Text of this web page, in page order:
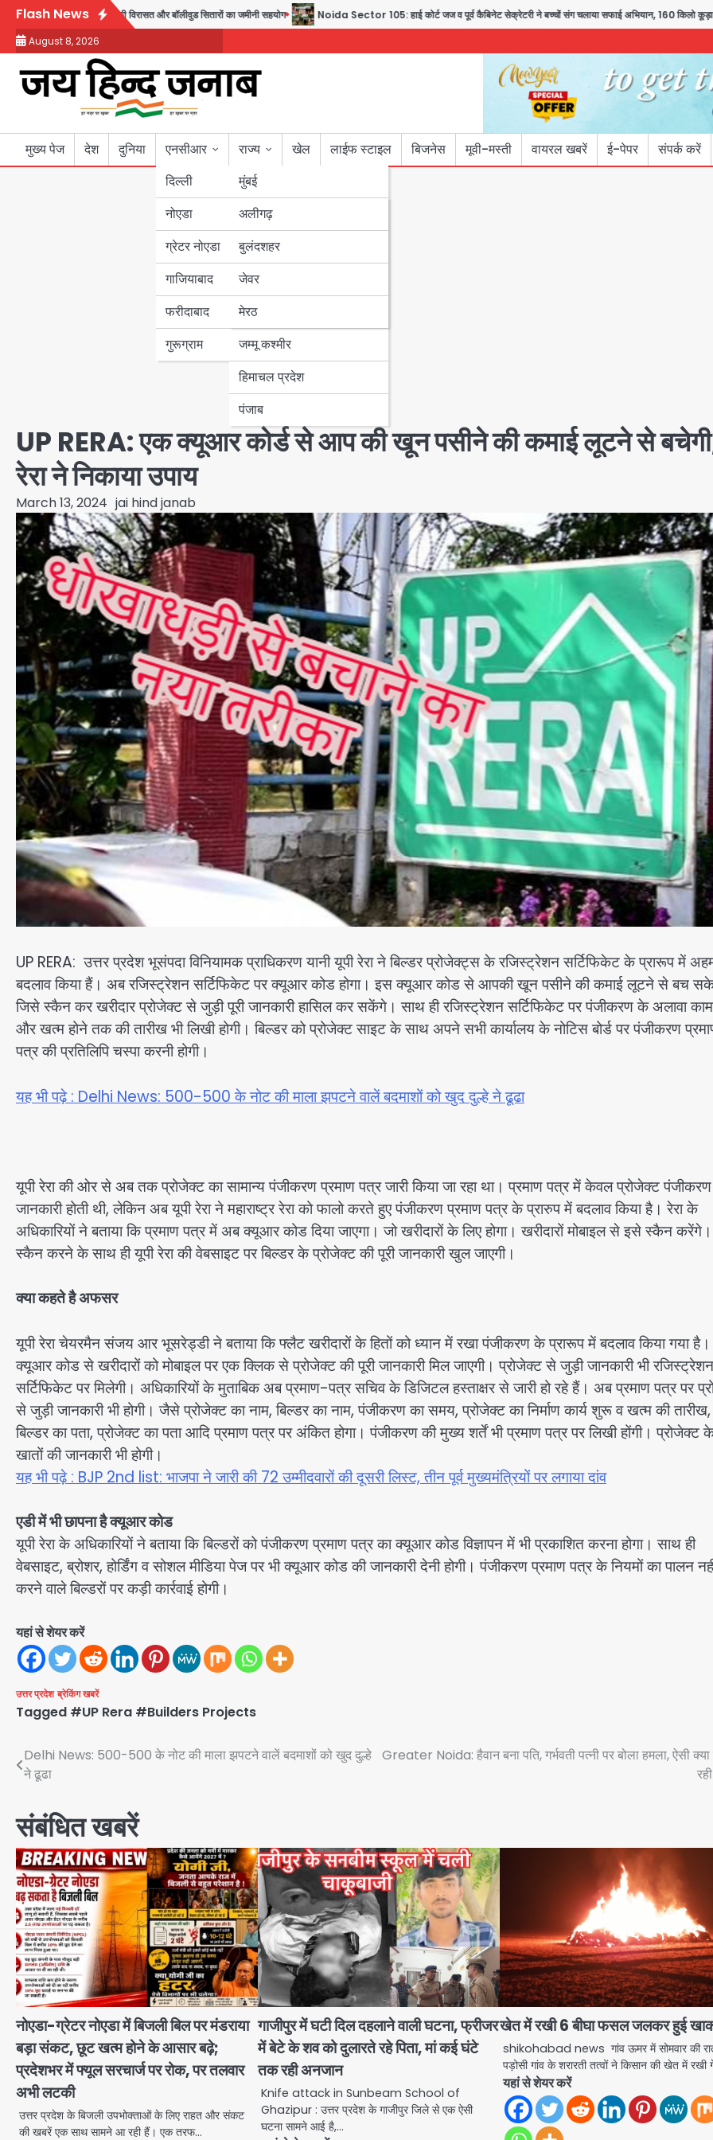
Skip
content
Flash News
जुबीन गर्ग की विरासत और बॉलीवुड सितारों का जमीनी सहयोग Noida Sector 105: हाई कोर्ट जज व पूर्व कैबिनेट सेक्रेटरी ने बच्चों संग चलाया सफाई अभियान, 160 किलो कूड़ा हटाया
August 8, 2026
मुख्य पेज देश दुनिया
एनसीआर
दिल्ली
नोएडा
ग्रेटर नोएडा
गाजियाबाद
फरीदाबाद
गुरूग्राम
राज्य
मुंबई
उत्तर प्रदेश
अलीगढ़
बुलंदशहर
जेवर
मेरठ
बिहार
पंजाब
हरियाणा
जम्मू कश्मीर
हिमाचल प्रदेश
पंजाब
खेल लाईफ स्टाइल बिजनेस मूवी-मस्ती वायरल खबरें ई-पेपर संपर्क करें
UP RERA: एक क्यूआर कोर्ड से आप की खून पसीने की कमाई लूटने से
रेरा ने निकाया उपाय
March 13, 2024 jai hind janab
UP RERA: उत्तर प्रदेश भूसंपदा विनियामक प्राधिकरण यानी यूपी रेरा ने बिल्डर प्रोजेक्ट्स के रजिस्ट्रेशन सर्टिफिकेट के प्रारूप में
बदलाव किया हैं। अब रजिस्ट्रेशन सर्टिफिकेट पर क्यूआर कोड होगा। इस क्यूआर कोड से आपकी खून पसीने की कमाई लूटने से बच
जिसे स्कैन कर खरीदार प्रोजेक्ट से जुड़ी पूरी जानकारी हासिल कर सकेंगे। साथ ही रजिस्ट्रेशन सर्टिफिकेट पर पंजीकरण के अलावा
और खत्म होने तक की तारीख भी लिखी होगी। बिल्डर को प्रोजेक्ट साइट के साथ अपने सभी कार्यालय के नोटिस बोर्ड पर पंजीकरण
पत्र की प्रतिलिपि चस्पा करनी होगी।
यह भी पढ़े : Delhi News: 500-500 के नोट की माला झपटने वालें बदमाशों को खुद दुल्हे ने ढूढा
यूपी रेरा की ओर से अब तक प्रोजेक्ट का सामान्य पंजीकरण प्रमाण पत्र जारी किया जा रहा था। प्रमाण पत्र में केवल प्रोजेक्ट
जानकारी होती थी, लेकिन अब यूपी रेरा ने महाराष्ट्र रेरा को फालो करते हुए पंजीकरण प्रमाण पत्र के प्रारुप में बदलाव किया है। रेरा के
अधिकारियों ने बताया कि प्रमाण पत्र में अब क्यूआर कोड दिया जाएगा। जो खरीदारों के लिए होगा। खरीदारों मोबाइल से इसे स्कैन करेंगे।
स्कैन करने के साथ ही यूपी रेरा की वेबसाइट पर बिल्डर के प्रोजेक्ट की पूरी जानकारी खुल जाएगी।
क्या कहते है अफसर
यूपी रेरा चेयरमैन संजय आर भूसरेड्डी ने बताया कि फ्लैट खरीदारों के हितों को ध्यान में रखा पंजीकरण के प्रारूप में बदलाव किया गया है।
क्यूआर कोड से खरीदारों को मोबाइल पर एक क्लिक से प्रोजेक्ट की पूरी जानकारी मिल जाएगी। प्रोजेक्ट से जुड़ी जानकारी भी रजिस्ट्रेशन
सर्टिफिकेट पर मिलेगी। अधिकारियों के मुताबिक अब प्रमाण-पत्र सचिव के डिजिटल हस्ताक्षर से जारी हो रहे हैं। अब प्रमाण पत्र पर
से जुड़ी जानकारी भी होगी। जैसे प्रोजेक्ट का नाम, बिल्डर का नाम, पंजीकरण का समय, प्रोजेक्ट का निर्माण कार्य शुरू व खत्म की तारीख,
बिल्डर का पता, प्रोजेक्ट का पता आदि प्रमाण पत्र पर अंकित होगा। पंजीकरण की मुख्य शर्तें भी प्रमाण पत्र पर लिखी होंगी। प्रोजेक्ट
खातों की जानकारी भी होगी।
यह भी पढ़े : BJP 2nd list: भाजपा ने जारी की 72 उम्मीदवारों की दूसरी लिस्ट, तीन पूर्व मुख्यमंत्रियों पर लगाया दांव
एडी में भी छापना है क्यूआर कोड
यूपी रेरा के अधिकारियों ने बताया कि बिल्डरों को पंजीकरण प्रमाण पत्र का क्यूआर कोड विज्ञापन में भी प्रकाशित करना होगा। साथ ही
वेबसाइट, ब्रोशर, होर्डिंग व सोशल मीडिया पेज पर भी क्यूआर कोड की जानकारी देनी होगी। पंजीकरण प्रमाण पत्र के नियमों का पालन
करने वाले बिल्डरों पर कड़ी कार्रवाई होगी।
यहां से शेयर करें
उत्तर प्रदेश ब्रेकिंग खबरें
Tagged #UP Rera #Builders Projects
Post
navigation
Delhi News: 500-500 के नोट की माला झपटने वालें बदमाशों को खुद दुल्हे
ने ढूढा
Greater Noida: हैवान बना पति, गर्भवती पत्नी पर बोला हमला, ऐसी
संबंधित खबरें
नोएडा-ग्रेटर नोएडा में बिजली बिल पर मंडराया
बड़ा संकट, छूट खत्म होने के आसार बढ़े;
प्रदेशभर में फ्यूल सरचार्ज पर रोक, पर तलवार
अभी लटकी
उत्तर प्रदेश के बिजली उपभोक्ताओं के लिए राहत और संकट
की खबरें एक साथ सामने आ रही हैं। एक तरफ…
गाजीपुर में घटी दिल दहलाने वाली घटना, फ्रीजर
में बेटे के शव को दुलारते रहे पिता, मां कई घंटे
तक रही अनजान
Knife attack in Sunbeam School of
Ghazipur : उत्तर प्रदेश के गाजीपुर जिले से एक ऐसी
घटना सामने आई है,…
खेत में रखी 6 बीघा फसल जलकर हुई
shikohabad news गांव ऊमर में सोमवार की
पड़ोसी गांव के शरारती तत्वों ने किसान की खेत में रखी
यहां से शेयर करें